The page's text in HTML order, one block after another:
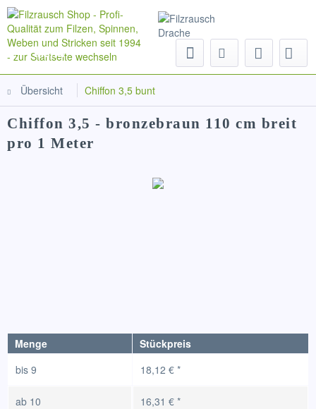
Menü
Übersicht Chiffon 3,5 bunt
Chiffon 3,5 - bronzebraun 110 cm breit
pro 1 Meter
Menge
Stückpreis
bis 9 18,12 € *
ab 10 16,31 € *